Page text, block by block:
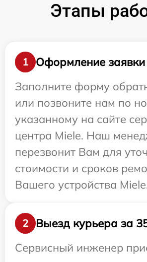
Этапы
1
Оформление заявки
Заполните форму
или позвоните нам по
указанному на сайте
центра Miele. Наш
перезвонит Вам для
стоимости и сроков
Вашего устройства
2
Выезд курьера за
Сервисный инженер